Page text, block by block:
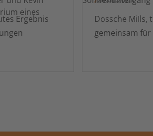
Dossche MiIls,
gemeinsam